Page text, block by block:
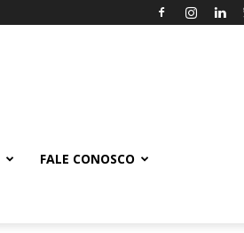
FALE CONOSCO